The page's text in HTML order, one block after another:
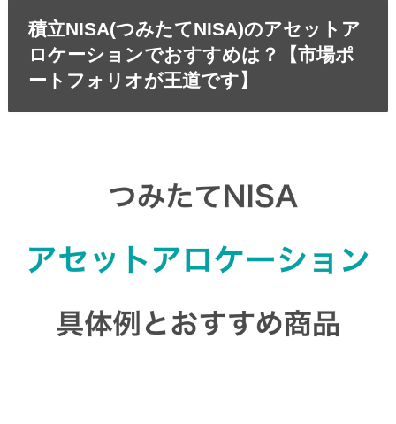
積立NISA(つみたてNISA)のアセットア
ロケーションでおすすめは？【市場ポ
ートフォリオが王道です】